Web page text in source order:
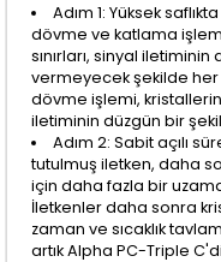
Adım 1: Yüksek
dövme ve katlama
sınırları, sinyal
vermeyecek şekilde her
dövme işlemi,
iletiminin düzgün bir
Adım 2: Sabit açılı
tutulmuş iletken, daha
için daha fazla bir
İletkenler daha sonra
zaman ve sıcaklık
artık Alpha PC-Triple